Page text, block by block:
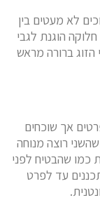
לא מעטים בין
הוגנת לגבי
ברורה מראש
אך שוכחים
רוצה מנוחה
כמו שהבטיח לפני
עד לפרט